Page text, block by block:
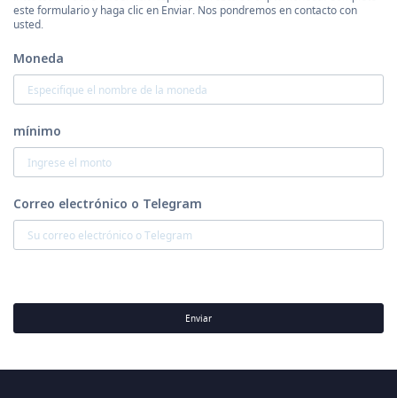
este formulario y haga clic en Enviar. Nos pondremos en contacto con
usted.
Moneda
mínimo
Correo electrónico o Telegram
Enviar